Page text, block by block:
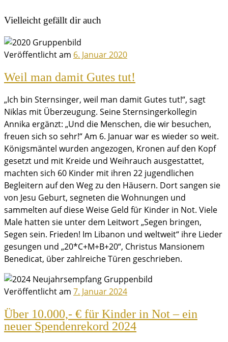
Vielleicht gefällt dir auch
Veröffentlicht am 6. Januar 2020
Weil man damit Gutes tut!
„Ich bin Sternsinger, weil man damit Gutes tut!“, sagt
Niklas mit Überzeugung. Seine Sternsingerkollegin
Annika ergänzt: „Und die Menschen, die wir besuchen,
freuen sich so sehr!“ Am 6. Januar war es wieder so weit.
Königsmäntel wurden angezogen, Kronen auf den Kopf
gesetzt und mit Kreide und Weihrauch ausgestattet,
machten sich 60 Kinder mit ihren 22 jugendlichen
Begleitern auf den Weg zu den Häusern. Dort sangen sie
von Jesu Geburt, segneten die Wohnungen und
sammelten auf diese Weise Geld für Kinder in Not. Viele
Male hatten sie unter dem Leitwort „Segen bringen,
Segen sein. Frieden! Im Libanon und weltweit“ ihre Lieder
gesungen und „20*C+M+B+20“, Christus Mansionem
Benedicat, über zahlreiche Türen geschrieben.
Veröffentlicht am 7. Januar 2024
Über 10.000,- € für Kinder in Not – ein
neuer Spendenrekord 2024